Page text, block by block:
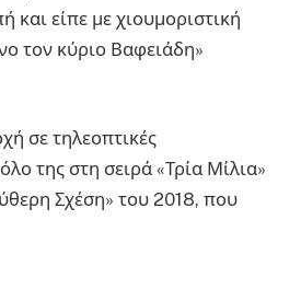
είπε με χιουμοριστική
τον κύριο Βαφειάδη»
σε τηλεοπτικές
της στη σειρά «Τρία Μίλια»
Σχέση» του 2018, που